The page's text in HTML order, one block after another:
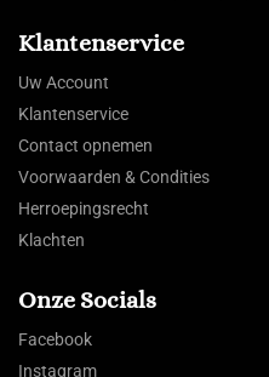
Klantenservice
Uw Account
Klantenservice
Contact opnemen
Voorwaarden & Condities
Herroepingsrecht
Klachten
Onze Socials
Facebook
Instagram